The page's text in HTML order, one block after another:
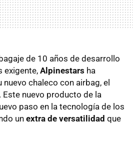
de 10 años de desarrollo
exigente, Alpinestars ha
chaleco con airbag, el
. Este nuevo producto de la
paso en la tecnología de los
unextra de versatilidad que